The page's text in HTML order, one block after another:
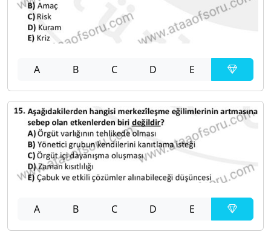
A B C D E
A B C D E